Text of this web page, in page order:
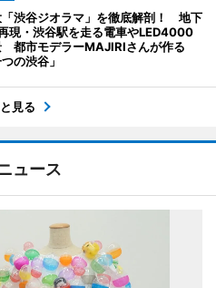
「渋谷ジオラマ」を徹底解剖！ 地下
現・渋谷駅を走る電車やLED4000
都市モデラーMAJIRIさんが作る
の渋谷」
見る
ュース